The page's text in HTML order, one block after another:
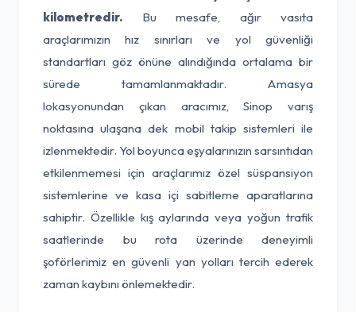
kilometredir. Bu mesafe, ağır vasıta
araçlarımızın hız sınırları ve yol güvenliği
standartları göz önüne alındığında ortalama bir
sürede tamamlanmaktadır. Amasya
lokasyonundan çıkan aracımız, Sinop varış
noktasına ulaşana dek mobil takip sistemleri ile
izlenmektedir. Yol boyunca eşyalarınızın sarsıntıdan
etkilenmemesi için araçlarımız özel süspansiyon
sistemlerine ve kasa içi sabitleme aparatlarına
sahiptir. Özellikle kış aylarında veya yoğun trafik
saatlerinde bu rota üzerinde deneyimli
şoförlerimiz en güvenli yan yolları tercih ederek
zaman kaybını önlemektedir.